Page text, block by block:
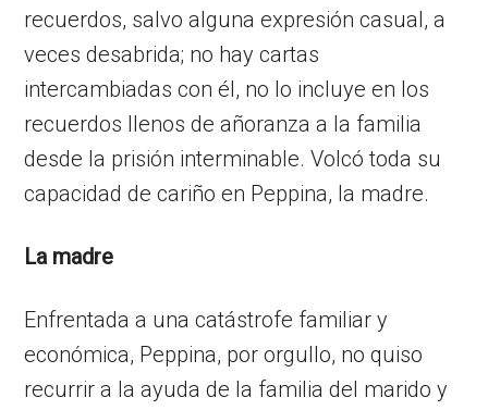
recuerdos, salvo alguna expresión casual, a
veces desabrida; no hay cartas
intercambiadas con él, no lo incluye en los
recuerdos llenos de añoranza a la familia
desde la prisión interminable. Volcó toda su
capacidad de cariño en Peppina, la madre.
La madre
Enfrentada a una catástrofe familiar y
económica, Peppina, por orgullo, no quiso
recurrir a la ayuda de la familia del marido y